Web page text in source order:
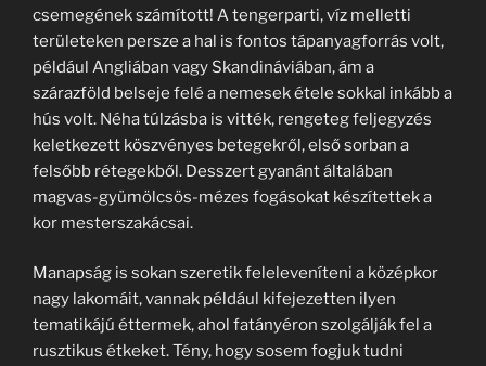
csemegének számított! A tengerparti, víz melletti
területeken persze a hal is fontos tápanyagforrás volt,
például Angliában vagy Skandináviában, ám a
szárazföld belseje felé a nemesek étele sokkal inkább a
hús volt. Néha túlzásba is vitték, rengeteg feljegyzés
keletkezett köszvényes betegekről, első sorban a
felsőbb rétegekből. Desszert gyanánt általában
magvas-gyümölcsös-mézes fogásokat készítettek a
kor mesterszakácsai.
Manapság is sokan szeretik feleleveníteni a középkor
nagy lakomáit, vannak például kifejezetten ilyen
tematikájú éttermek, ahol fatányéron szolgálják fel a
rusztikus étkeket. Tény, hogy sosem fogjuk tudni